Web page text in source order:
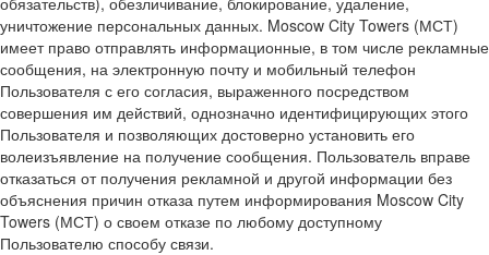
уничтожение персональных данных. Moscow City Towers (МСТ)
имеет право отправлять информационные, в том числе рекламные
сообщения, на электронную почту и мобильный телефон
Пользователя с его согласия, выраженного посредством
совершения им действий, однозначно идентифицирующих этого
Пользователя и позволяющих достоверно установить его
волеизъявление на получение сообщения. Пользователь вправе
отказаться от получения рекламной и другой информации без
объяснения причин отказа путем информирования Moscow City
Towers (МСТ) о своем отказе по любому доступному
Пользователю способу связи.